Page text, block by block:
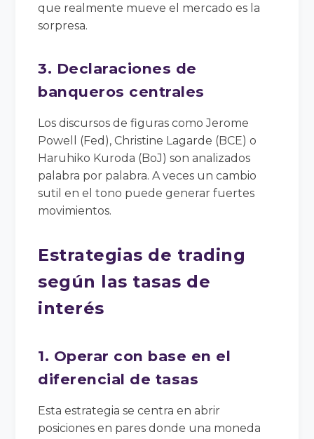
que realmente mueve el mercado es la
sorpresa.
3. Declaraciones de
banqueros centrales
Los discursos de figuras como Jerome
Powell (Fed), Christine Lagarde (BCE) o
Haruhiko Kuroda (BoJ) son analizados
palabra por palabra. A veces un cambio
sutil en el tono puede generar fuertes
movimientos.
Estrategias de trading
según las tasas de
interés
1. Operar con base en el
diferencial de tasas
Esta estrategia se centra en abrir
posiciones en pares donde una moneda